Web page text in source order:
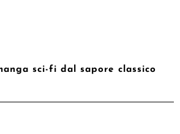
sci-fi dal sapore classico